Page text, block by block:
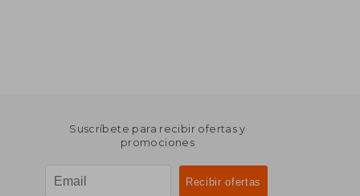
Suscríbete para recibir ofertas y
promociones